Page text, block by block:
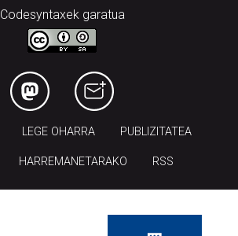
Codesyntaxek garatua
LEGE OHARRA PUBLIZITATEA
HARREMANETARAKO RSS